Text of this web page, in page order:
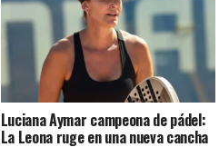
Luciana Aymar campeona de pádel:
La Leona ruge en una nueva cancha